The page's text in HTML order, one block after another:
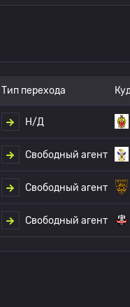
Тип перехода
Н/Д
Свободный агент
Свободный агент
Свободный агент